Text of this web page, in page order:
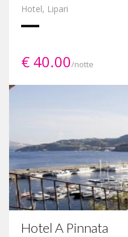
Hotel, Lipari
€ 40.00/notte
Hotel A Pinnata